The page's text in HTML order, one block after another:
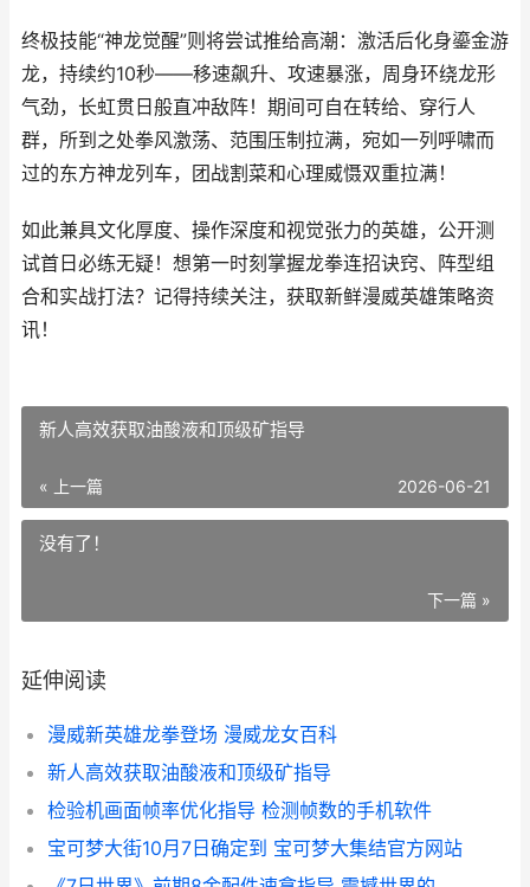
终极技能“神龙觉醒”则将尝试推给高潮：激活后化身鎏金游
龙，持续约10秒——移速飙升、攻速暴涨，周身环绕龙形
气劲，长虹贯日般直冲敌阵！期间可自在转给、穿行人
群，所到之处拳风激荡、范围压制拉满，宛如一列呼啸而
过的东方神龙列车，团战割菜和心理威慑双重拉满！
如此兼具文化厚度、操作深度和视觉张力的英雄，公开测
试首日必练无疑！想第一时刻掌握龙拳连招诀窍、阵型组
合和实战打法？记得持续关注，获取新鲜漫威英雄策略资
讯！
新人高效获取油酸液和顶级矿指导
« 上一篇 2026-06-21
没有了！
下一篇 »
延伸阅读
漫威新英雄龙拳登场 漫威龙女百科
新人高效获取油酸液和顶级矿指导
检验机画面帧率优化指导 检测帧数的手机软件
宝可梦大街10月7日确定到 宝可梦大集结官方网站